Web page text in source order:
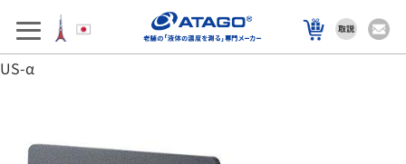
アフターサポート
製品を選ぶ
US-α